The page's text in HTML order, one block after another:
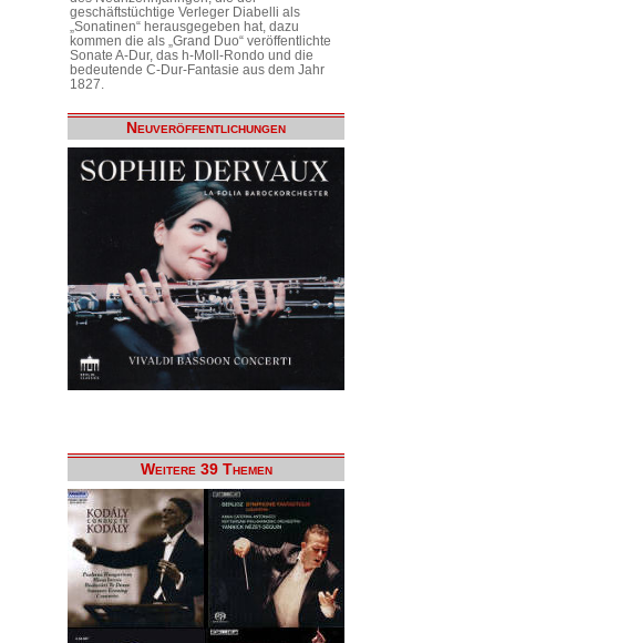
geschäftstüchtige Verleger Diabelli als
„Sonatinen“ herausgegeben hat, dazu
kommen die als „Grand Duo“ veröffentlichte
Sonate A-Dur, das h-Moll-Rondo und die
bedeutende C-Dur-Fantasie aus dem Jahr
1827.
Neuveröffentlichungen
Weitere 39 Themen